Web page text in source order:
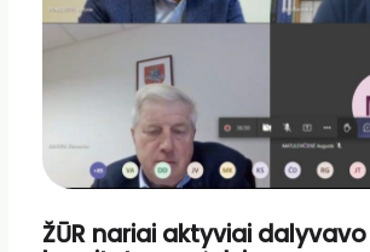
ŽŪR nariai aktyviai